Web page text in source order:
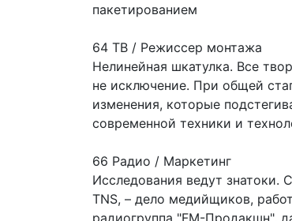
пакетированием
64 ТВ / Режиссер монтажа
Нелинейная шкатулка. Все
не исключение. При общей
изменения, которые
современной техники и
66 Радио / Маркетинг
Исследования ведут знатоки.
TNS, – дело медийщиков,